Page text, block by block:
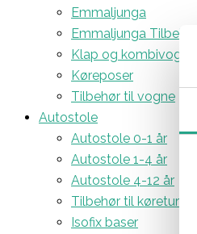
Emmaljunga
Emmaljunga Tilbehør
Klap og kombivogne
Køreposer
Tilbehør til vogne
Autostole
Autostole 0-1 år
Autostole 1-4 år
Autostole 4-12 år
Tilbehør til køreturen
Isofix baser